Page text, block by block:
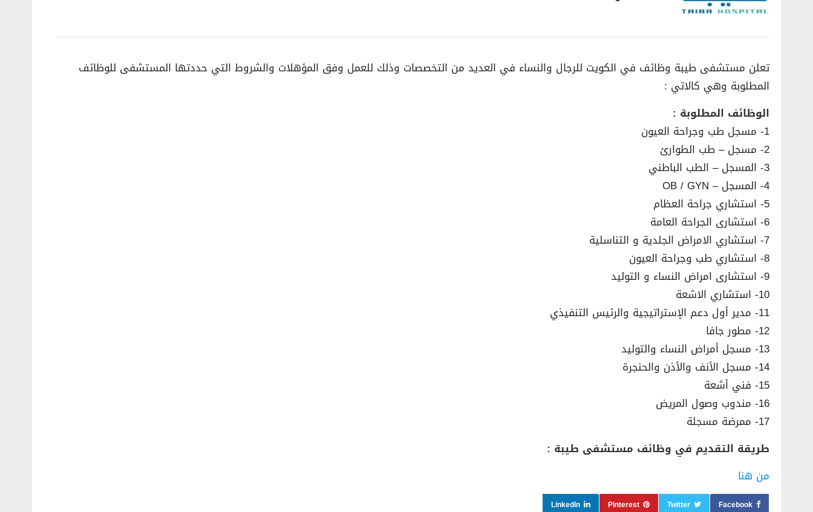
تعلن مستشفى طيبة وظائف في الكويت للرجال والنساء في العديد من التخصصات وذلك للعمل وفق المؤهلات والشروط التي حددتها المستشفى للوظائف
المطلوبة وهي كالاتي :
الوظائف المطلوبة :
1- مسجل طب وجراحة العيون
2- مسجل – طب الطوارئ
3- المسجل – الطب الباطني
4- المسجل – OB / GYN
5- استشاري جراحة العظام
6- استشارى الجراحة العامة
7- استشاري الامراض الجلدية و التناسلية
8- استشاري طب وجراحة العيون
9- استشارى امراض النساء و التوليد
10- استشاري الاشعة
11- مدير أول دعم الإستراتيجية والرئيس التنفيذي
12- مطور جافا
13- مسجل أمراض النساء والتوليد
14- مسجل الأنف والأذن والحنجرة
15- فني أشعة
16- مندوب وصول المريض
17- ممرضة مسجلة
طريقة التقديم في وظائف مستشفى طيبة :
من هنا
Facebook
Twitter
Pinterest
LinkedIn